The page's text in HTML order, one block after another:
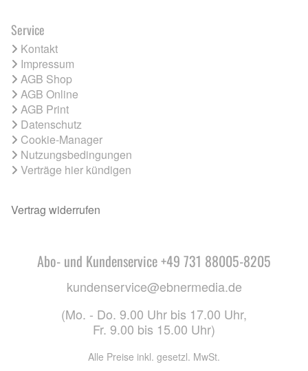
Service
Kontakt
Impressum
AGB Shop
AGB Online
AGB Print
Datenschutz
Cookie-Manager
Nutzungsbedingungen
Verträge hier kündigen
Vertrag widerrufen
Abo- und Kundenservice +49 731 88005-8205
kundenservice@ebnermedia.de
(Mo. - Do. 9.00 Uhr bis 17.00 Uhr,
Fr. 9.00 bis 15.00 Uhr)
Alle Preise inkl. gesetzl. MwSt.